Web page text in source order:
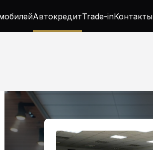
АвтокредитTrade-inКонтакты